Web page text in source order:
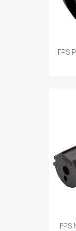
FPS
FPS